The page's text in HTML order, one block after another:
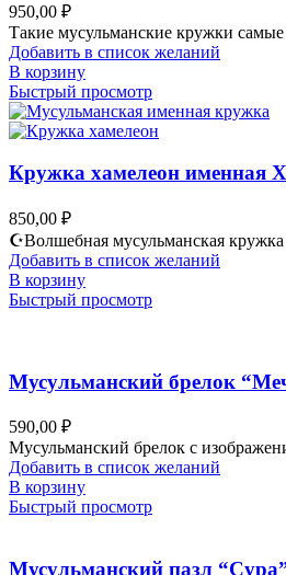
950,00 ₽
Такие мусульманские кружки
Добавить в список желаний
В корзину
Быстрый просмотр
Кружка хамелеон именная
850,00 ₽
☪Волшебная мусульманская
Добавить в список желаний
В корзину
Быстрый просмотр
Мусульманский брелок
590,00 ₽
Мусульманский брелок с
Добавить в список желаний
В корзину
Быстрый просмотр
Мусульманский пазл